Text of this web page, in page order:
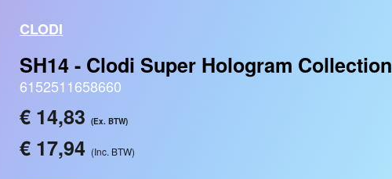
CLODI
SH14 - Clodi Super Hologram Collection
6152511658660
Reguliere
€ 14,83(Ex. BTW)
€ 17,94 (Inc. BTW)